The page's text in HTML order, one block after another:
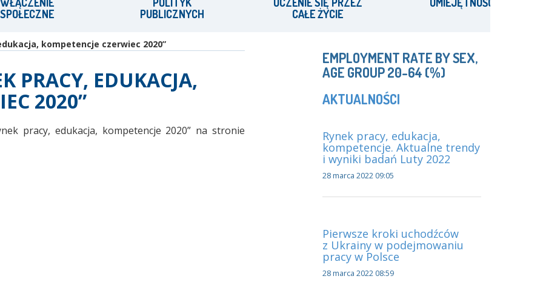
PUBLICZNYCH
CAŁE ŻYCIE
kompetencje czerwiec 2020”
PRACY, EDUKACJA,
2020”
pracy, edukacja, kompetencje 2020” na stronie
EMPLOYMENT RATE BY SEX,
AGE GROUP 20-64 (%)
AKTUALNOŚCI
Rynek pracy, edukacja,
kompetencje. Aktualne trendy
i wyniki badań Luty 2022
28 marca 2022 09:05
Pierwsze kroki uchodźców
z Ukrainy w podejmowaniu
pracy w Polsce
28 marca 2022 08:59